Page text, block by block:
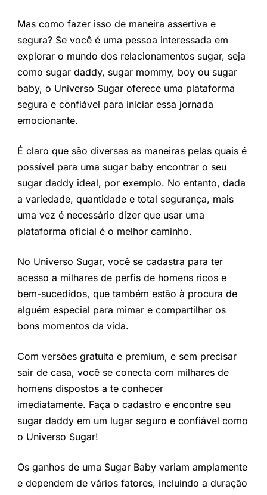
Mas como fazer isso de maneira assertiva e
segura? Se você é uma pessoa interessada em
explorar o mundo dos relacionamentos sugar, seja
como sugar daddy, sugar mommy, boy ou sugar
baby, o Universo Sugar oferece uma plataforma
segura e confiável para iniciar essa jornada
emocionante.
É claro que são diversas as maneiras pelas quais é
possível para uma sugar baby encontrar o seu
sugar daddy ideal, por exemplo. No entanto, dada
a variedade, quantidade e total segurança, mais
uma vez é necessário dizer que usar uma
plataforma oficial é o melhor caminho.
No Universo Sugar, você se cadastra para ter
acesso a milhares de perfis de homens ricos e
bem-sucedidos, que também estão à procura de
alguém especial para mimar e compartilhar os
bons momentos da vida.
Com versões gratuita e premium, e sem precisar
sair de casa, você se conecta com milhares de
homens dispostos a te conhecer
imediatamente. Faça o cadastro e encontre seu
sugar daddy em um lugar seguro e confiável como
o Universo Sugar!
Os ganhos de uma Sugar Baby variam amplamente
e dependem de vários fatores, incluindo a duração